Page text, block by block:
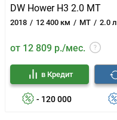
DW Hower H3 2.0 MT
2018 12 400 км MT 2.0 л
от 12 809 р./мес.
- 120 000
в Кредит